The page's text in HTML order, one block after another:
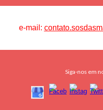
e-mail:
Siga-nos em